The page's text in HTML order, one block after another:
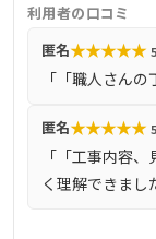
客様の負担を極
に提示すること
全ての工事に対
川県全域および
域密着型のサー
利用者の口コミ
匿名★★★★★
「「職人さん
匿名★★★★★
「「工事内容
く理解できまし